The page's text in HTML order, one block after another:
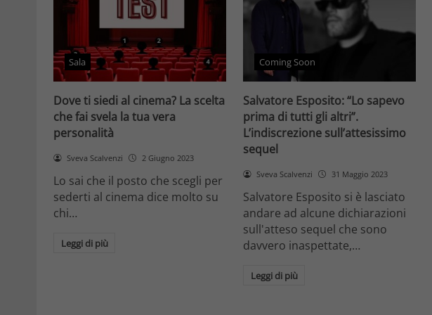
Sala
Dove ti siedi al cinema? La scelta
che fai svela la tua vera
personalità
Sveva Scalvenzi 2 Giugno 2023
Lo sai che il posto che scegli per
sederti al cinema dice molto su
chi…
Leggi di più
Coming Soon
Salvatore Esposito: “Lo sapevo
prima di tutti gli altri”.
L’indiscrezione sull’attesissimo
sequel
Sveva Scalvenzi 31 Maggio 2023
Salvatore Esposito si è lasciato
andare ad alcune dichiarazioni
sull'atteso sequel che sono
davvero inaspettate,…
Leggi di più